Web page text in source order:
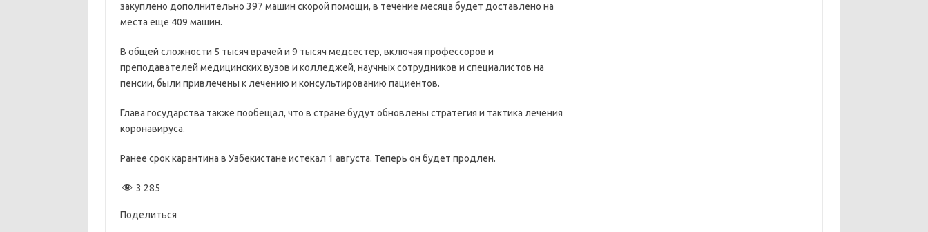
закуплено дополнительно 397 машин скорой помощи, в течение месяца будет доставлено на
места еще 409 машин.
В общей сложности 5 тысяч врачей и 9 тысяч медсестер, включая профессоров и
преподавателей медицинских вузов и колледжей, научных сотрудников и специалистов на
пенсии, были привлечены к лечению и консультированию пациентов.
Глава государства также пообещал, что в стране будут обновлены стратегия и тактика лечения
коронавируса.
Ранее срок карантина в Узбекистане истекал 1 августа. Теперь он будет продлен.
3 285
Поделиться